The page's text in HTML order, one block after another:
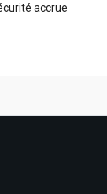
accrue